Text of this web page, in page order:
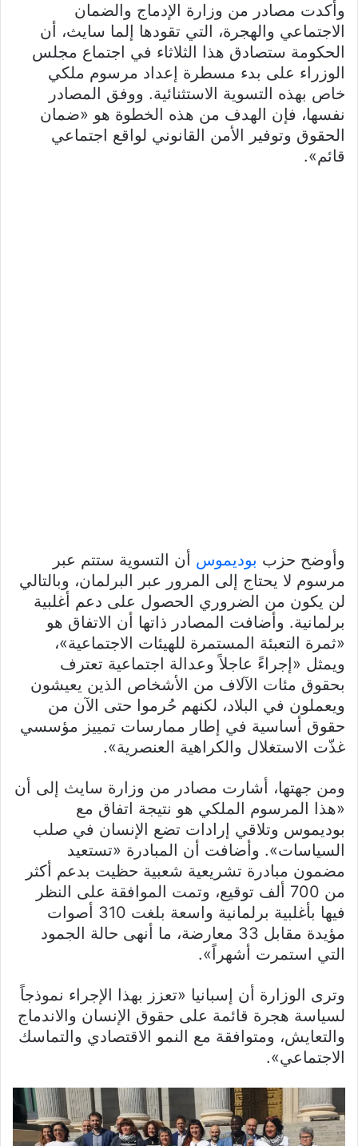
وأكدت مصادر من وزارة الإدماج والضمان
الاجتماعي والهجرة، التي تقودها إلما سايث، أن
الحكومة ستصادق هذا الثلاثاء في اجتماع مجلس
الوزراء على بدء مسطرة إعداد مرسوم ملكي
خاص بهذه التسوية الاستثنائية. ووفق المصادر
نفسها، فإن الهدف من هذه الخطوة هو «ضمان
الحقوق وتوفير الأمن القانوني لواقع اجتماعي
قائم».
وأوضح حزب بوديموس أن التسوية ستتم عبر
مرسوم لا يحتاج إلى المرور عبر البرلمان، وبالتالي
لن يكون من الضروري الحصول على دعم أغلبية
برلمانية. وأضافت المصادر ذاتها أن الاتفاق هو
«ثمرة التعبئة المستمرة للهيئات الاجتماعية»،
ويمثل «إجراءً عاجلاً وعدالة اجتماعية تعترف
بحقوق مئات الآلاف من الأشخاص الذين يعيشون
ويعملون في البلاد، لكنهم حُرموا حتى الآن من
حقوق أساسية في إطار ممارسات تمييز مؤسسي
غذّت الاستغلال والكراهية العنصرية».
ومن جهتها، أشارت مصادر من وزارة سايث إلى أن
«هذا المرسوم الملكي هو نتيجة اتفاق مع
بوديموس وتلاقي إرادات تضع الإنسان في صلب
السياسات». وأضافت أن المبادرة «تستعيد
مضمون مبادرة تشريعية شعبية حظيت بدعم أكثر
من 700 ألف توقيع، وتمت الموافقة على النظر
فيها بأغلبية برلمانية واسعة بلغت 310 أصوات
مؤيدة مقابل 33 معارضة، ما أنهى حالة الجمود
التي استمرت أشهراً».
وترى الوزارة أن إسبانيا «تعزز بهذا الإجراء نموذجاً
لسياسة هجرة قائمة على حقوق الإنسان والاندماج
والتعايش، ومتوافقة مع النمو الاقتصادي والتماسك
الاجتماعي».